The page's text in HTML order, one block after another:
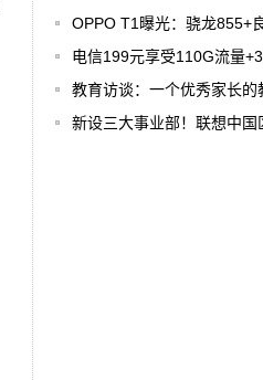
OPPO T1曝光：骁龙855+
电信199元享受110G流量
教育访谈：一个优秀家长的
新设三大事业部！联想中国